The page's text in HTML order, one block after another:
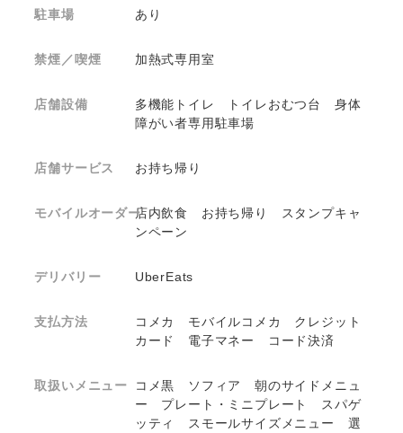
駐車場 あり
禁煙／喫煙 加熱式専用室
店舗設備
多機能トイレ トイレおむつ台 身体
障がい者専用駐車場
店舗サービス お持ち帰り
モバイルオーダー店内飲食 お持ち帰り スタンプキャ
ンペーン
デリバリー UberEats
支払方法
コメカ モバイルコメカ クレジット
カード 電子マネー コード決済
取扱いメニュー
コメ黒 ソフィア 朝のサイドメニュ
ー プレート・ミニプレート スパゲ
ッティ スモールサイズメニュー 選